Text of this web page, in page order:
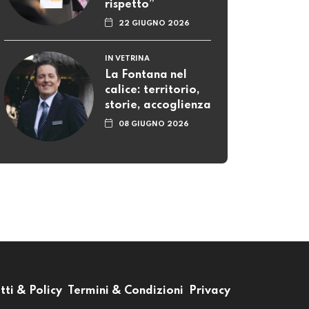
rispetto”
22 GIUGNO 2026
IN VETRINA
La Fontana nel
calice: territorio,
storie, accoglienza
08 GIUGNO 2026
& Policy Termini & Condizioni Privacy